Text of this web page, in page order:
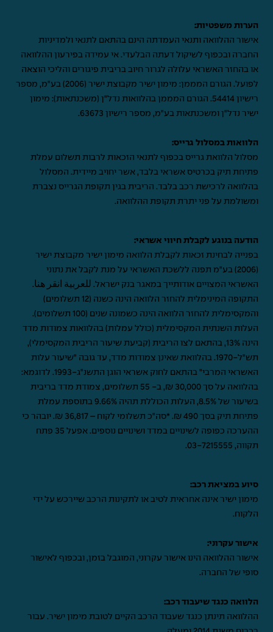
הערות משפטיות:
אישור ההלוואה ותנאי העמדתה הינם בהתאם לתנאי ולמדיניות
החברה ובכפוף לשיקול דעתה הבלעדי. אי עמידה בפירעון ההלוואה
או בהחזר האשראי עלולה לגרור חיוב בריבית פיגורים והליכי הוצאה
לפועל. הגורם המממן: מימון ישיר מקבוצת ישיר (2006) בע"מ, מספר
רישיון 54414. הגורם המממן בהלוואות נדל"ן (משכנתאות): מימון
ישיר נדל"ן ומשכנתאות בע"מ, מספר רישיון 63673.
הלוואות במסלול גרייס:
מסלול הלוואת גרייס בכפוף לתנאי הזכאות לרבות תשלום עמלת
פתיחת תיק בכרטיס אשראי בלבד, אשר יחויב מיידית. המסלול
בהלוואה לרכישת רכב בלבד. הריבית בגין תקופת הגרייס נצברת
ומשולמת על פני יתרת תקופת ההלוואה.
הודעה בנוגע לקבלת חיווי אשראי:
בפנייה לבחינת זכאות לקבלת הלוואה מימון ישיר מקבוצת ישיר
(2006) בע"מ תפנה ללשכת האשראי על מנת לקבל את נתוני
האשראי המצויים אודותייך במאגר בנק ישראל. للعربية انقر هنا.
התקופה המינימלית להחזר הלוואה הינה כשנה (12 תשלומים)
והמקסימלית להחזר הלוואה הינה כשמונה שנים (100 תשלומים).
העלות השנתית המקסימלית (כולל עמלות) בהלוואות צמודות מדד
הינה 13%, בהתאם לצו הריבית (קביעת שיעור הריבית המקסימלי),
תש"ל-1970. בהלוואת שאינן צמודות מדד, עד גובה "שיעור עלות
האשראי המרבי" בהתאם לחוק אשראי הוגן התשנ"ג-1993. לדוגמא:
בהלוואה על סך 30,000 ₪, ב- 55 תשלומים, צמודת מדד בריבית
בשיעור של 8.5%, העלות הכוללת תהיה 9.66% בתוספת עמלת
פתיחת תיק בסך 490 ₪. *סה"כ תשלומי לקוח – 36,817 ₪. יובהר כי
ההערכה כפופה לשינויים במדד ושינויים נוספים. אפעל 35 פתח
תקווה, 03-7215555
.
סיוע במציאת רכב:
מימון ישיר אינה אחראית לטיב או לתקינות הרכב שיירכש על ידי
הלקוח.
אישור עקרוני:
אישור ההלוואה הינו אישור עקרוני, המוגבל בזמן, ובכפוף לאישור
סופי של החברה.
הלוואה כנגד שיעבוד רכב:
ההלוואה תינתן כנגד שעבוד הרכב הקיים לטובת מימון ישיר. עבור